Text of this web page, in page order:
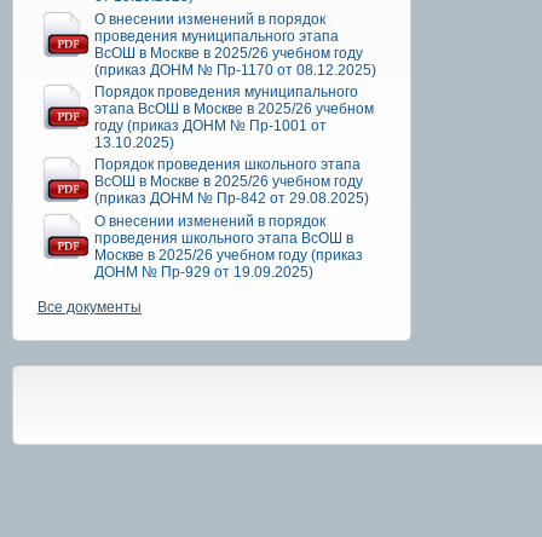
О внесении изменений в порядок
проведения муниципального этапа
ВсОШ в Москве в 2025/26 учебном году
(приказ ДОНМ № Пр-1170 от 08.12.2025)
Порядок проведения муниципального
этапа ВсОШ в Москве в 2025/26 учебном
году (приказ ДОНМ № Пр-1001 от
13.10.2025)
Порядок проведения школьного этапа
ВсОШ в Москве в 2025/26 учебном году
(приказ ДОНМ № Пр-842 от 29.08.2025)
О внесении изменений в порядок
проведения школьного этапа ВсОШ в
Москве в 2025/26 учебном году (приказ
ДОНМ № Пр-929 от 19.09.2025)
Все документы